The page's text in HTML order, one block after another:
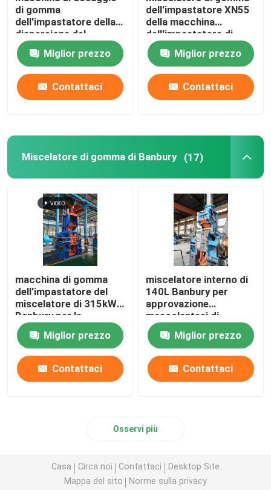
di gomma
dell'impastatore della
dispersione del
sistema di mescolanza
dell'impastatore di
Banbury
Miglior prezzo
Contattaci
dell'impastatore XN55
della macchina
dell'impastatore di
gomma della
dispersioneMiglior prezzo
Contattaci
Miscelatore di gomma di Banbury (17)
macchina di gomma
dell'impastatore del
miscelatore di 315kW
Banbury per la
miscelazione di gomma
Miglior prezzo
Contattaci
miscelatore interno di
140L Banbury per
approvazione
mescolantesi di
plastica di gomma di
iso
Miglior prezzo
Contattaci
Osservi più
Casa Circa noi Contattaci
Desktop Site
Mappa del sito
Norme sulla privacy